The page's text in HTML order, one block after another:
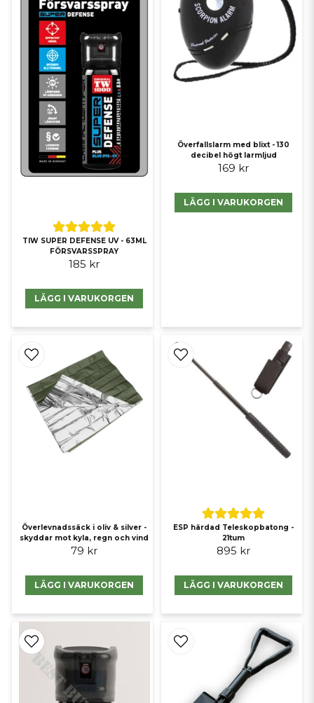
TIW SUPER DEFENSE UV - 63ML
FÖRSVARSSPRAY
185 kr
LÄGG I VARUKORGEN
Överfallslarm med blixt - 130
decibel högt larmljud
169 kr
LÄGG I VARUKORGEN
Överlevnadssäck i oliv & silver -
skyddar mot kyla, regn och vind
79 kr
LÄGG I VARUKORGEN
ESP härdad Teleskopbatong -
21tum
895 kr
LÄGG I VARUKORGEN